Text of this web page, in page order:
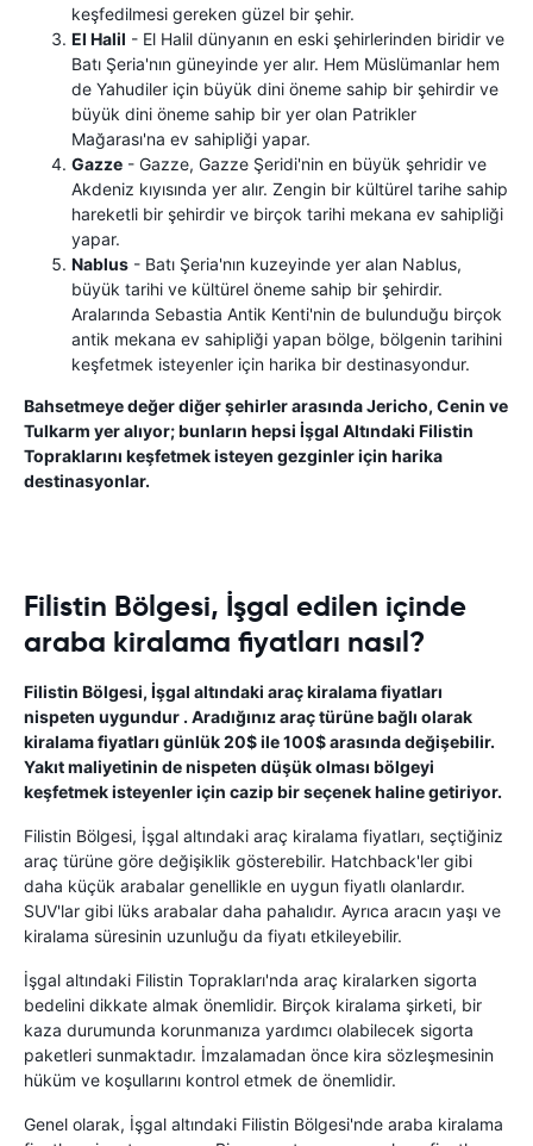
keşfedilmesi gereken güzel bir şehir.
El Halil - El Halil dünyanın en eski şehirlerinden biridir ve
Batı Şeria'nın güneyinde yer alır. Hem Müslümanlar hem
de Yahudiler için büyük dini öneme sahip bir şehirdir ve
büyük dini öneme sahip bir yer olan Patrikler
Mağarası'na ev sahipliği yapar.
Gazze - Gazze, Gazze Şeridi'nin en büyük şehridir ve
Akdeniz kıyısında yer alır. Zengin bir kültürel tarihe sahip
hareketli bir şehirdir ve birçok tarihi mekana ev sahipliği
yapar.
Nablus - Batı Şeria'nın kuzeyinde yer alan Nablus,
büyük tarihi ve kültürel öneme sahip bir şehirdir.
Aralarında Sebastia Antik Kenti'nin de bulunduğu birçok
antik mekana ev sahipliği yapan bölge, bölgenin tarihini
keşfetmek isteyenler için harika bir destinasyondur.
Bahsetmeye değer diğer şehirler arasında Jericho, Cenin ve
Tulkarm yer alıyor; bunların hepsi İşgal Altındaki Filistin
Topraklarını keşfetmek isteyen gezginler için harika
destinasyonlar.
Filistin Bölgesi, İşgal edilen içinde
araba kiralama fiyatları nasıl?
Filistin Bölgesi, İşgal altındaki araç kiralama fiyatları
nispeten uygundur . Aradığınız araç türüne bağlı olarak
kiralama fiyatları günlük 20$ ile 100$ arasında değişebilir.
Yakıt maliyetinin de nispeten düşük olması bölgeyi
keşfetmek isteyenler için cazip bir seçenek haline getiriyor.
Filistin Bölgesi, İşgal altındaki araç kiralama fiyatları, seçtiğiniz
araç türüne göre değişiklik gösterebilir. Hatchback'ler gibi
daha küçük arabalar genellikle en uygun fiyatlı olanlardır.
SUV'lar gibi lüks arabalar daha pahalıdır. Ayrıca aracın yaşı ve
kiralama süresinin uzunluğu da fiyatı etkileyebilir.
İşgal altındaki Filistin Toprakları'nda araç kiralarken sigorta
bedelini dikkate almak önemlidir. Birçok kiralama şirketi, bir
kaza durumunda korunmanıza yardımcı olabilecek sigorta
paketleri sunmaktadır. İmzalamadan önce kira sözleşmesinin
hüküm ve koşullarını kontrol etmek de önemlidir.
Genel olarak, İşgal altındaki Filistin Bölgesi'nde araba kiralama